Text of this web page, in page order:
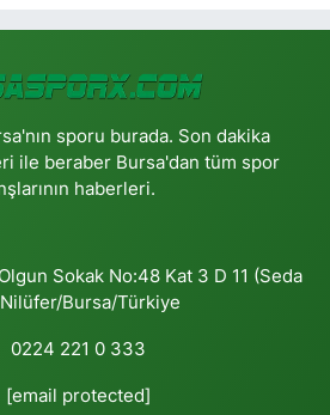
sporu burada. Son dakika
ile beraber Bursa'dan tüm spor
haberleri.
Sokak No:48 Kat 3 D 11 (Seda
Bursa/Türkiye
0224 221 0 333
[email protected]